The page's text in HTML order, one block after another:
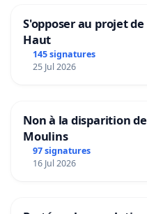
S'opposer au projet
Haut
145 signatures
25 Jul 2026
Non à la disparition
Moulins
97 signatures
16 Jul 2026